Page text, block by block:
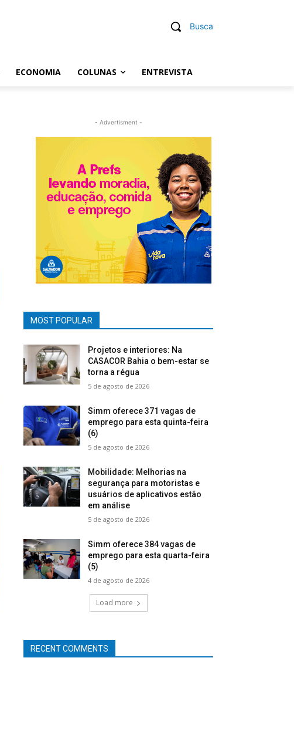
Busca
ECONOMIA COLUNAS ENTREVISTA
- Advertisment -
MOST POPULAR
Projetos e interiores: Na
CASACOR Bahia o bem-estar se
torna a régua
5 de agosto de 2026
Simm oferece 371 vagas de
emprego para esta quinta-feira
(6)
5 de agosto de 2026
Mobilidade: Melhorias na
segurança para motoristas e
usuários de aplicativos estão
em análise
5 de agosto de 2026
Simm oferece 384 vagas de
emprego para esta quarta-feira
(5)
4 de agosto de 2026
Load more
RECENT COMMENTS